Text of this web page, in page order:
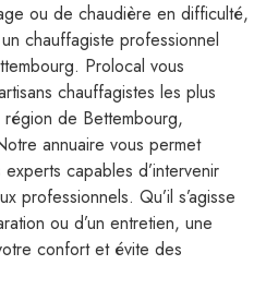
ou de chaudière en difficulté,
chauffagiste professionnel
Prolocal vous
chauffagistes les plus
de Bettembourg,
annuaire vous permet
capables d’intervenir
professionnels. Qu’il s’agisse
ou d’un entretien, une
confort et évite des